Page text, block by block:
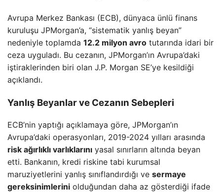
Avrupa Merkez Bankası (ECB), dünyaca ünlü finans
kuruluşu JPMorgan’a, “sistematik yanlış beyan”
nedeniyle toplamda 12.2 milyon avro tutarında idari bir
ceza uyguladı. Bu cezanın, JPMorgan’ın Avrupa’daki
iştiraklerinden biri olan J.P. Morgan SE’ye kesildiği
açıklandı.
Yanlış Beyanlar ve Cezanın Sebepleri
ECB’nin yaptığı açıklamaya göre, JPMorgan’ın
Avrupa’daki operasyonları, 2019-2024 yılları arasında
risk ağırlıklı varlıklarını yasal sınırların altında beyan
etti. Bankanın, kredi riskine tabi kurumsal
maruziyetlerini yanlış sınıflandırdığı ve sermaye
gereksinimlerini olduğundan daha az gösterdiği ifade